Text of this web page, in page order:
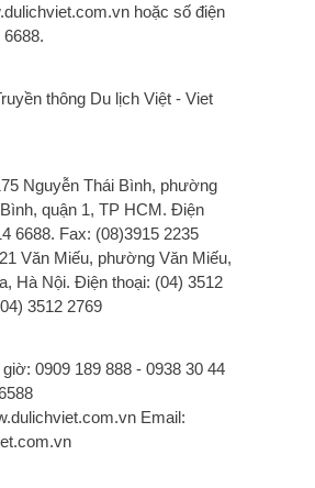
hoặc số điện
6688.
thông Du lịch Việt - Viet
Nguyễn Thái Bình, phường
quận 1, TP HCM. Điện
6688. Fax: (08)3915 2235
Văn Miếu, phường Văn Miếu,
Hà Nội. Điện thoại: (04) 3512
3512 2769
0909 189 888 - 0938 30 44
Email: